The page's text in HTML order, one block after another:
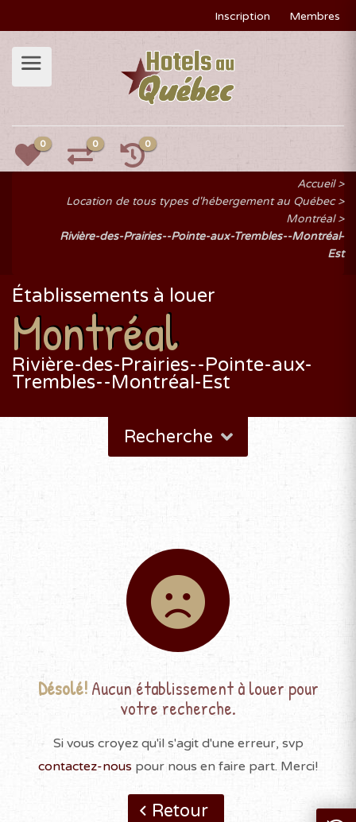
Inscription Membres
0 0 0
Accueil
Location de tous types d'hébergement au Québec
Montréal
Rivière-des-Prairies--Pointe-aux-Trembles--Montréal-
Est
Établissements à louer
Montréal
Rivière-des-Prairies--Pointe-aux-
Trembles--Montréal-Est
Recherche
Désolé!Aucun établissement à louer pour
votre recherche.
Si vous croyez qu'il s'agit d'une erreur, svp
contactez-nous pour nous en faire part. Merci!
Retour